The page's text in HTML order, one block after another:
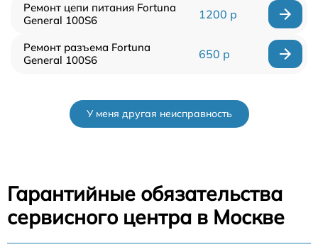
Ремонт цепи питания Fortuna
General 100S6
1200 р
Ремонт разъема Fortuna
General 100S6
650 р
У меня другая неисправность
Гарантийные обязательства
сервисного центра в Москве